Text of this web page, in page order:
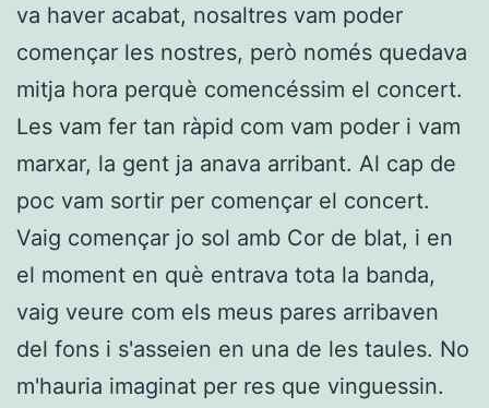
va haver acabat, nosaltres vam poder
començar les nostres, però només quedava
mitja hora perquè comencéssim el concert.
Les vam fer tan ràpid com vam poder i vam
marxar, la gent ja anava arribant. Al cap de
poc vam sortir per començar el concert.
Vaig començar jo sol amb Cor de blat, i en
el moment en què entrava tota la banda,
vaig veure com els meus pares arribaven
del fons i s'asseien en una de les taules. No
m'hauria imaginat per res que vinguessin.